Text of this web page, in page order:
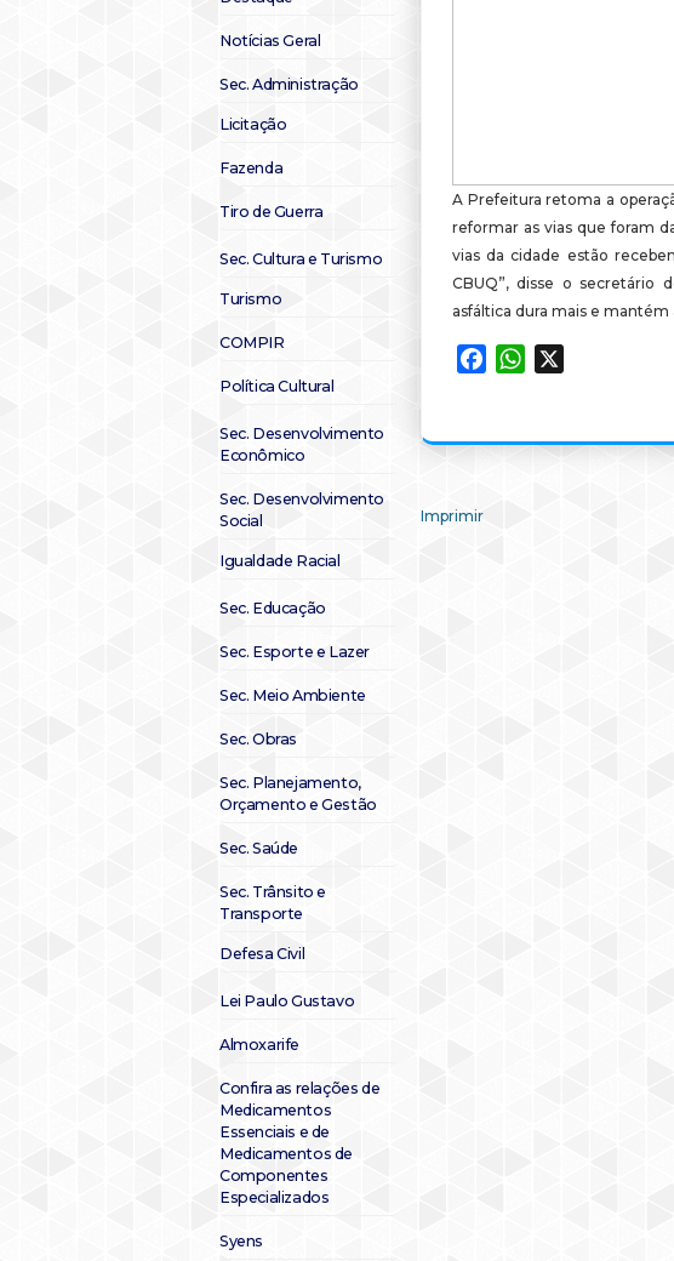
Notícias Geral
Sec. Administração
Licitação
Fazenda
Tiro de Guerra
Sec. Cultura e Turismo
Turismo
COMPIR
Política Cultural
Sec. Desenvolvimento
Econômico
Sec. Desenvolvimento
Social
Igualdade Racial
Sec. Educação
Sec. Esporte e Lazer
Sec. Meio Ambiente
Sec. Obras
Sec. Planejamento,
Orçamento e Gestão
Sec. Saúde
Sec. Trânsito e
Transporte
Defesa Civil
Lei Paulo Gustavo
Almoxarife
Confira as relações de
Medicamentos
Essenciais e de
Medicamentos de
Componentes
Especializados
Syens
A Prefeitura retoma a
reformar as vias que foram
vias da cidade estão
CBUQ”, disse o secretário
asfáltica dura mais e
FacebookWhatsApp
Imprimir